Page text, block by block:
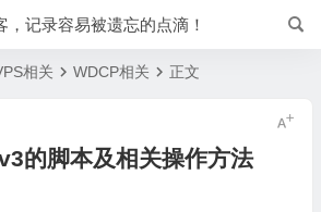
，记录容易被遗忘的点滴！
相关 WDCP相关 正文
的脚本及相关操作方法